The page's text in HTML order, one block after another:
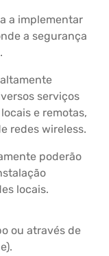
a implementar
a segurança
serviços
locais e remotas,
redes wireless.
poderão
locais.
ou através de